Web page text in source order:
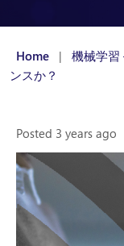
Home |
機械学習
ンスか？
Posted 3 years ago